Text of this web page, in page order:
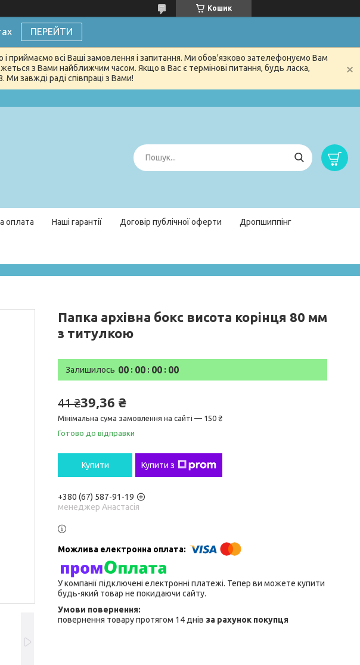
Кошик
ПЕРЕЙТИ
приймаємо всі Ваші замовлення і запитання. Ми обов'язково зателефонуємо Вам
з Вами найближчим часом. Якщо в Вас є термінові питання, будь ласка,
завжді раді співпраці з Вами!
оплата Наші гарантії Договір публічної оферти Дропшиппінг
Папка архівна бокс висота корінця 80 мм
з титулкою
Залишилось 00 00 00 00
41 ₴39,36 ₴
Мінімальна сума замовлення на сайті — 150 ₴
Готово до відправки
Купити Купити з
+380 (67) 587-91-19
менеджер Анастасія
У компанії підключені електронні платежі. Тепер ви можете купити
будь-який товар не покидаючи сайту.
повернення товару протягом 14 днів за рахунок покупця